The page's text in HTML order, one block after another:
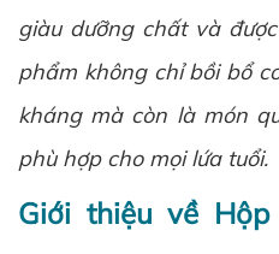
giàu dưỡng chất và
phẩm không chỉ bồi bổ
kháng mà còn là món
phù hợp cho mọi lứa tuổi.
Giới thiệu về